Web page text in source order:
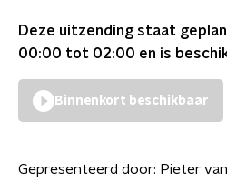
Deze uitzending staat
00:00 tot 02:00 en is
Binnenkort beschikbaar
Gepresenteerd door: Pieter